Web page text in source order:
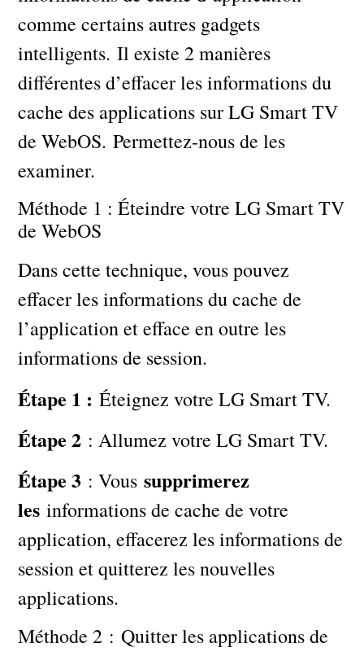
comme certains autres gadgets
intelligents. Il existe 2 manières
différentes d’effacer les informations du
cache des applications sur LG Smart TV
de WebOS. Permettez-nous de les
examiner.
Méthode 1 : Éteindre votre LG Smart TV
de WebOS
Dans cette technique, vous pouvez
effacer les informations du cache de
l’application et efface en outre les
informations de session.
Étape 1 : Éteignez votre LG Smart TV.
Étape 2 : Allumez votre LG Smart TV.
Étape 3 : Voussupprimerez
les informations de cache de votre
application, effacerez les informations de
session et quitterez les nouvelles
applications.
Méthode 2 : Quitter les applications de